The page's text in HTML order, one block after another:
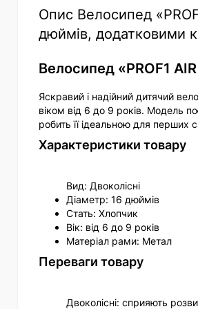
Опис Велосипед
дюймів, додатковими
Велосипед «PROF1
Яскравий і надійний дитячий
віком від 6 до 9 років. Модель
робить її ідеальною для перших
Характеристики товару
Вид: Двоколісні
Діаметр: 16 дюймів
Стать: Хлопчик
Вік: від 6 до 9 років
Матеріал рами: Метал
Переваги товару
Двоколісні: сприяють